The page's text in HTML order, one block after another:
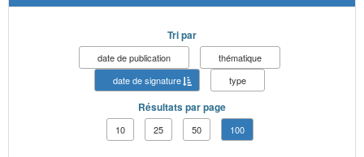
Tri par
date de publication
thématique
date de signature
type
Résultats par page
10 25 50 100